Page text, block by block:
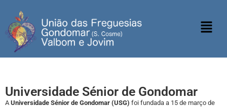
Universidade Sénior de Gondomar
A Universidade Sénior de Gondomar (USG) foi fundada a 15 de março de